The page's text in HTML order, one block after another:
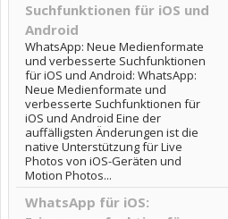
Suchfunktionen für iOS und
Android
WhatsApp: Neue Medienformate
und verbesserte Suchfunktionen
für iOS und Android: WhatsApp:
Neue Medienformate und
verbesserte Suchfunktionen für
iOS und Android Eine der
auffälligsten Änderungen ist die
native Unterstützung für Live
Photos von iOS-Geräten und
Motion Photos...
WhatsApp für iOS: